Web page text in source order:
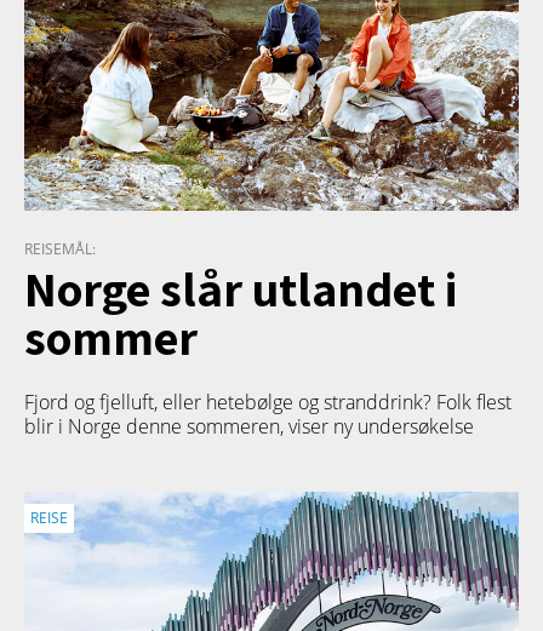
REISEMÅL:
Norge slår utlandet i
sommer
Fjord og fjelluft, eller hetebølge og stranddrink? Folk flest
blir i Norge denne sommeren, viser ny undersøkelse
REISE